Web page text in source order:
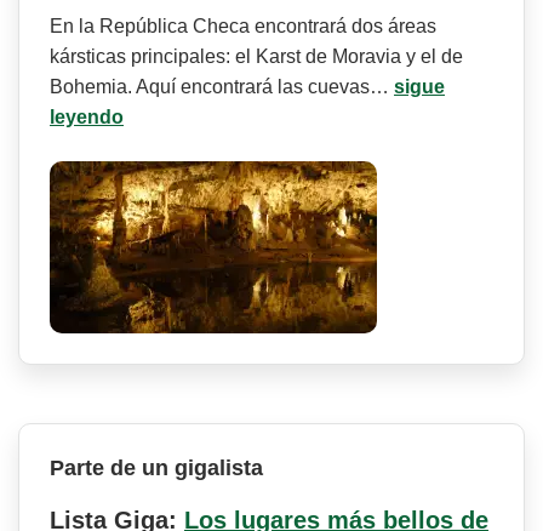
En la República Checa encontrará dos áreas
kársticas principales: el Karst de Moravia y el de
Bohemia. Aquí encontrará las cuevas… sigue
leyendo
Parte de un gigalista
Lista Giga: Los lugares más bellos de